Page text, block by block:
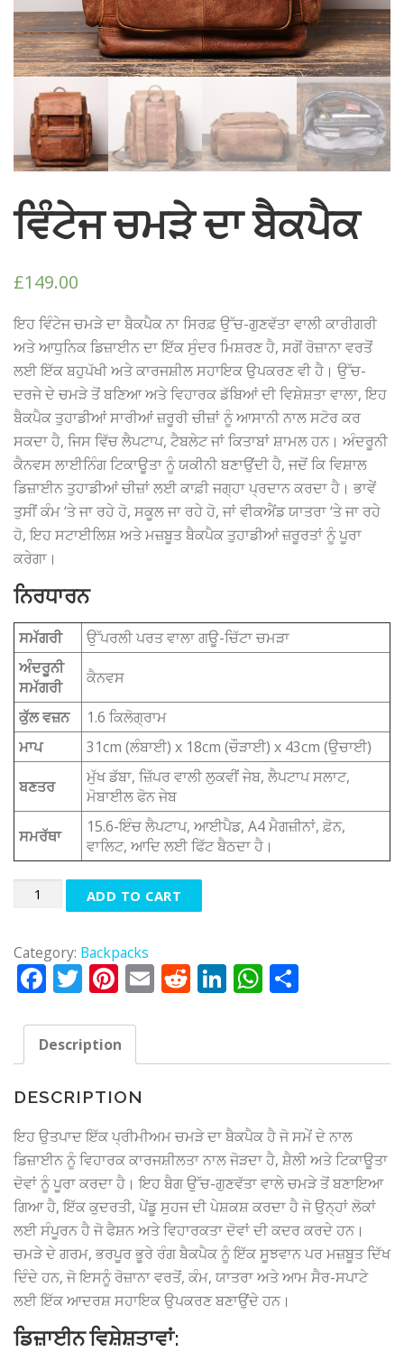
ਵਿੰਟੇਜ ਚਮੜੇ ਦਾ ਬੈਕਪੈਕ
£149.00
ਇਹ ਵਿੰਟੇਜ ਚਮੜੇ ਦਾ ਬੈਕਪੈਕ ਨਾ ਸਿਰਫ਼ ਉੱਚ-ਗੁਣਵੱਤਾ ਵਾਲੀ ਕਾਰੀਗਰੀ
ਅਤੇ ਆਧੁਨਿਕ ਡਿਜ਼ਾਈਨ ਦਾ ਇੱਕ ਸੁੰਦਰ ਮਿਸ਼ਰਣ ਹੈ, ਸਗੋਂ ਰੋਜ਼ਾਨਾ ਵਰਤੋਂ
ਲਈ ਇੱਕ ਬਹੁਪੱਖੀ ਅਤੇ ਕਾਰਜਸ਼ੀਲ ਸਹਾਇਕ ਉਪਕਰਣ ਵੀ ਹੈ। ਉੱਚ-
ਦਰਜੇ ਦੇ ਚਮੜੇ ਤੋਂ ਬਣਿਆ ਅਤੇ ਵਿਹਾਰਕ ਡੱਬਿਆਂ ਦੀ ਵਿਸ਼ੇਸ਼ਤਾ ਵਾਲਾ, ਇਹ
ਬੈਕਪੈਕ ਤੁਹਾਡੀਆਂ ਸਾਰੀਆਂ ਜ਼ਰੂਰੀ ਚੀਜ਼ਾਂ ਨੂੰ ਆਸਾਨੀ ਨਾਲ ਸਟੋਰ ਕਰ
ਸਕਦਾ ਹੈ, ਜਿਸ ਵਿੱਚ ਲੈਪਟਾਪ, ਟੈਬਲੇਟ ਜਾਂ ਕਿਤਾਬਾਂ ਸ਼ਾਮਲ ਹਨ। ਅੰਦਰੂਨੀ
ਕੈਨਵਸ ਲਾਈਨਿੰਗ ਟਿਕਾਊਤਾ ਨੂੰ ਯਕੀਨੀ ਬਣਾਉਂਦੀ ਹੈ, ਜਦੋਂ ਕਿ ਵਿਸ਼ਾਲ
ਡਿਜ਼ਾਈਨ ਤੁਹਾਡੀਆਂ ਚੀਜ਼ਾਂ ਲਈ ਕਾਫ਼ੀ ਜਗ੍ਹਾ ਪ੍ਰਦਾਨ ਕਰਦਾ ਹੈ। ਭਾਵੇਂ
ਤੁਸੀਂ ਕੰਮ ‘ਤੇ ਜਾ ਰਹੇ ਹੋ, ਸਕੂਲ ਜਾ ਰਹੇ ਹੋ, ਜਾਂ ਵੀਕਐਂਡ ਯਾਤਰਾ ‘ਤੇ ਜਾ ਰਹੇ
ਹੋ, ਇਹ ਸਟਾਈਲਿਸ਼ ਅਤੇ ਮਜ਼ਬੂਤ ​​ਬੈਕਪੈਕ ਤੁਹਾਡੀਆਂ ਜ਼ਰੂਰਤਾਂ ਨੂੰ ਪੂਰਾ
ਕਰੇਗਾ।
ਨਿਰਧਾਰਨ
ਸਮੱਗਰੀ
ਉੱਪਰਲੀ ਪਰਤ ਵਾਲਾ ਗਊ-ਚਿੱਟਾ ਚਮੜਾ
ਅੰਦਰੂਨੀ
ਸਮੱਗਰੀ
ਕੈਨਵਸ
ਕੁੱਲ ਵਜ਼ਨ
1.6 ਕਿਲੋਗ੍ਰਾਮ
ਮਾਪ
31cm (ਲੰਬਾਈ) x 18cm (ਚੌੜਾਈ) x 43cm (ਉਚਾਈ)
ਬਣਤਰ
ਮੁੱਖ ਡੱਬਾ, ਜ਼ਿੱਪਰ ਵਾਲੀ ਲੁਕਵੀਂ ਜੇਬ, ਲੈਪਟਾਪ ਸਲਾਟ,
ਮੋਬਾਈਲ ਫੋਨ ਜੇਬ
ਸਮਰੱਥਾ
15.6-ਇੰਚ ਲੈਪਟਾਪ, ਆਈਪੈਡ, A4 ਮੈਗਜ਼ੀਨਾਂ, ਫ਼ੋਨ,
ਵਾਲਿਟ, ਆਦਿ ਲਈ ਫਿੱਟ ਬੈਠਦਾ ਹੈ।
Quantity ADD TO CART
Category: Backpacks
Facebook
Twitter
Pinterest
EmailReddit
LinkedIn
WhatsApp
Description
DESCRIPTION
ਇਹ ਉਤਪਾਦ ਇੱਕ ਪ੍ਰੀਮੀਅਮ ਚਮੜੇ ਦਾ ਬੈਕਪੈਕ ਹੈ ਜੋ ਸਮੇਂ ਦੇ ਨਾਲ
ਡਿਜ਼ਾਈਨ ਨੂੰ ਵਿਹਾਰਕ ਕਾਰਜਸ਼ੀਲਤਾ ਨਾਲ ਜੋੜਦਾ ਹੈ, ਸ਼ੈਲੀ ਅਤੇ ਟਿਕਾਊਤਾ
ਦੋਵਾਂ ਨੂੰ ਪੂਰਾ ਕਰਦਾ ਹੈ। ਇਹ ਬੈਗ ਉੱਚ-ਗੁਣਵੱਤਾ ਵਾਲੇ ਚਮੜੇ ਤੋਂ ਬਣਾਇਆ
ਗਿਆ ਹੈ, ਇੱਕ ਕੁਦਰਤੀ, ਪੇਂਡੂ ਸੁਹਜ ਦੀ ਪੇਸ਼ਕਸ਼ ਕਰਦਾ ਹੈ ਜੋ ਉਨ੍ਹਾਂ ਲੋਕਾਂ
ਲਈ ਸੰਪੂਰਨ ਹੈ ਜੋ ਫੈਸ਼ਨ ਅਤੇ ਵਿਹਾਰਕਤਾ ਦੋਵਾਂ ਦੀ ਕਦਰ ਕਰਦੇ ਹਨ।
ਚਮੜੇ ਦੇ ਗਰਮ, ਭਰਪੂਰ ਭੂਰੇ ਰੰਗ ਬੈਕਪੈਕ ਨੂੰ ਇੱਕ ਸੂਝਵਾਨ ਪਰ ਮਜ਼ਬੂਤ ​​ਦਿੱਖ
ਦਿੰਦੇ ਹਨ, ਜੋ ਇਸਨੂੰ ਰੋਜ਼ਾਨਾ ਵਰਤੋਂ, ਕੰਮ, ਯਾਤਰਾ ਅਤੇ ਆਮ ਸੈਰ-ਸਪਾਟੇ
ਲਈ ਇੱਕ ਆਦਰਸ਼ ਸਹਾਇਕ ਉਪਕਰਣ ਬਣਾਉਂਦੇ ਹਨ।
ਡਿਜ਼ਾਈਨ ਵਿਸ਼ੇਸ਼ਤਾਵਾਂ: